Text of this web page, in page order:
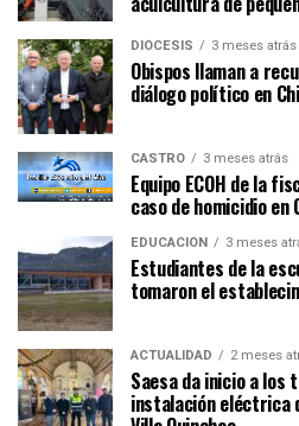
DIÓCESIS 3 meses atrás
Obispos llaman a
diálogo político en
CASTRO 3 meses atrás
Equipo ECOH de la
caso de homicidio en
EDUCACIÓN 3 meses
Estudiantes de la
tomaron el
ACTUALIDAD 2 meses
Saesa da inicio a los
instalación eléctrica